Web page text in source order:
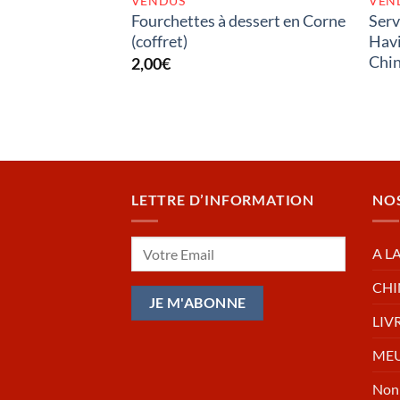
Fourchettes à dessert en Corne
(coffret)
2,00€
LETTRE D’INFORMATION
A